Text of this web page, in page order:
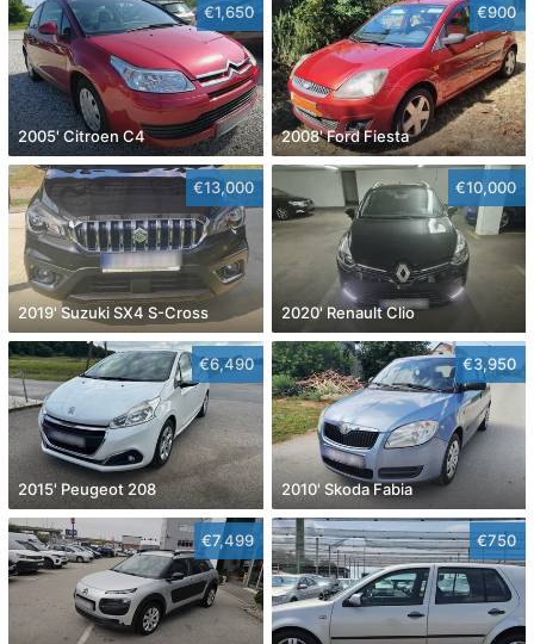
€1,650
2005' Citroen C4
€900
2008' Ford Fiesta
€13,000
2019' Suzuki SX4 S-Cross
€10,000
2020' Renault Clio
€6,490
2015' Peugeot 208
€3,950
2010' Skoda Fabia
€7,499 €750